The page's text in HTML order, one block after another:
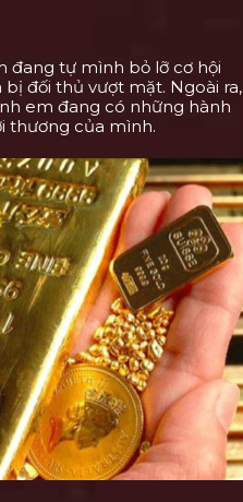
đang tự mình bỏ lỡ cơ hội
đối thủ vượt mặt. Ngoài ra,
em đang có những hành
thương của mình.